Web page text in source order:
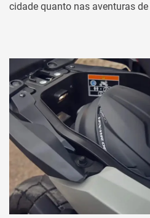
cidade quanto nas aventuras